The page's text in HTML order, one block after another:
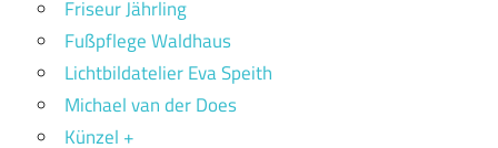
Friseur Jährling
Fußpflege Waldhaus
Lichtbildatelier Eva Speith
Michael van der Does
Künzel +